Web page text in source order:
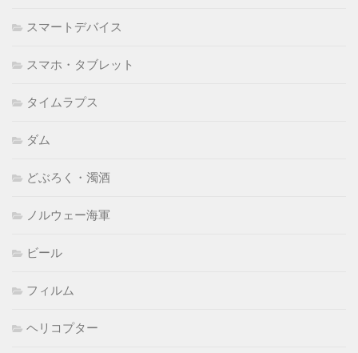
スマートデバイス
スマホ・タブレット
タイムラプス
ダム
どぶろく・濁酒
ノルウェー海軍
ビール
フィルム
ヘリコプター